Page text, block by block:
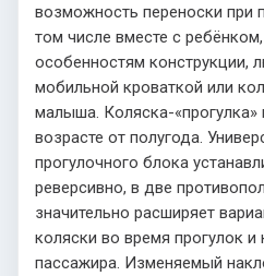
возможность переноски при
том числе вместе с
особенностям конструкции,
мобильной кроваткой или
малыша. Коляска-
возрасте от полугода.
прогулочного блока
реверсивно, в две
значительно расширяет
коляски во время прогулок и
пассажира. Изменяемый